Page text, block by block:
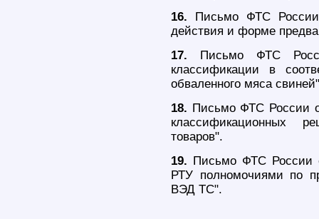
16. Письмо ФТС
действия и форме
17. Письмо ФТС
классификации в
обваленного мяса
18. Письмо ФТС России
классификационных
товаров".
19. Письмо ФТС России
РТУ полномочиями по
ВЭД ТС".